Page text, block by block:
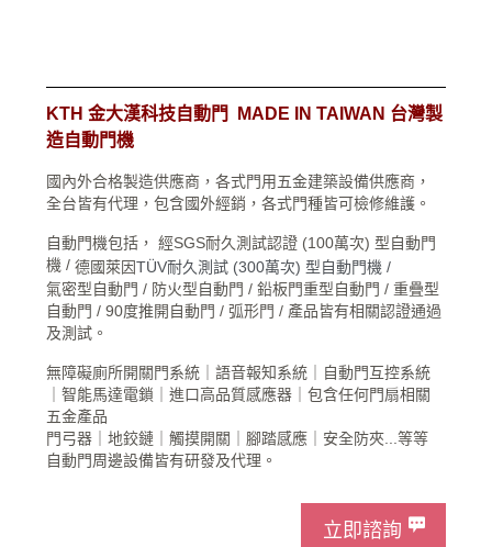
KTH 金大漢科技自動門 MADE IN TAIWAN 台灣製
造自動門機
國內外合格製造供應商，各式門用五金建築設備供應商，
全台皆有代理，包含國外經銷，各式門種皆可檢修維護。
自動門機包括， 經SGS耐久測試認證 (100萬次) 型自動門
機 /德國萊因TÜV耐久測試 (300萬次) 型自動門機 /
氣密型自動門 / 防火型自動門 / 鉛板門重型自動門 / 重疊型
自動門 / 90度推開自動門 / 弧形門 / 產品皆有相關認證通過
及測試。
無障礙廁所開關門系統｜語音報知系統｜自動門互控系統
｜智能馬達電鎖｜​進口高品質感應器｜包含任何門扇相關
五金產品
門弓器｜地鉸鏈｜觸摸開關｜腳踏感應｜安全防夾...等等
自動門周邊設備皆有研發及代理。
立即諮詢